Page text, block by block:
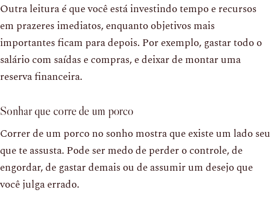
Outra leitura é que você está investindo tempo e recursos
em prazeres imediatos, enquanto objetivos mais
importantes ficam para depois. Por exemplo, gastar todo o
salário com saídas e compras, e deixar de montar uma
reserva financeira.
Sonhar que corre de um porco
Correr de um porco no sonho mostra que existe um lado seu
que te assusta. Pode ser medo de perder o controle, de
engordar, de gastar demais ou de assumir um desejo que
você julga errado.